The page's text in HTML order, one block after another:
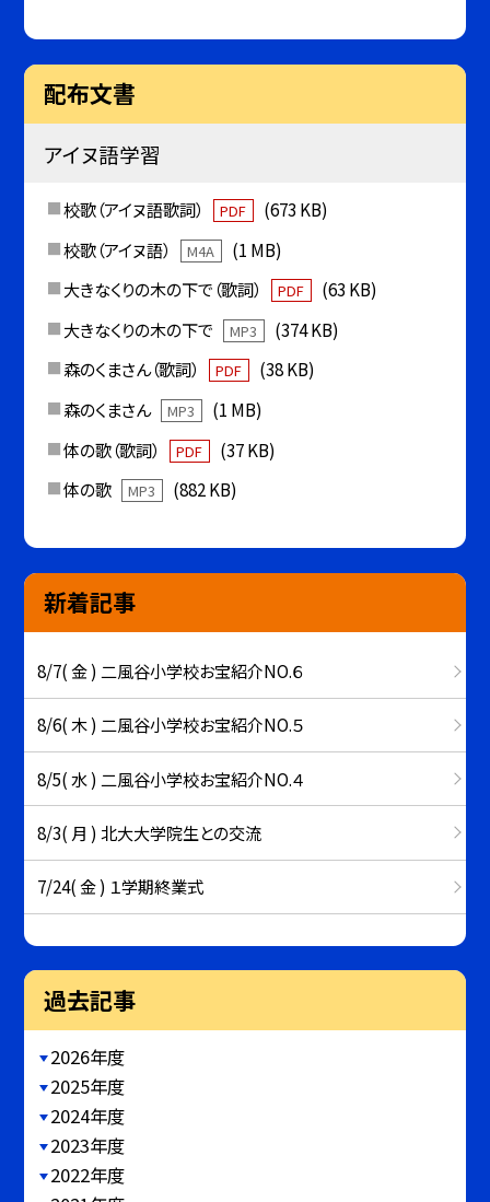
配布文書
アイヌ語学習
校歌（アイヌ語歌詞） PDF
(673 KB)
校歌（アイヌ語）
M4A
(1 MB)
大きなくりの木の下で（歌詞）
PDF
(63 KB)
大きなくりの木の下で
MP3
(374 KB)
森のくまさん（歌詞）
PDF
(38 KB)
森のくまさん
MP3
(1 MB)
体の歌（歌詞）
PDF
(37 KB)
体の歌
MP3 (882 KB)
新着記事
8/7( 金 ) 二風谷小学校お宝紹介NO.６
8/6( 木 ) 二風谷小学校お宝紹介NO.５
8/5( 水 ) 二風谷小学校お宝紹介NO.４
8/3( 月 ) 北大大学院生との交流
7/24( 金 ) １学期終業式
過去記事
2026年度
2025年度
2024年度
2023年度
2022年度